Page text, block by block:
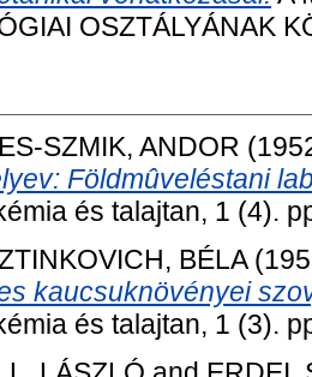
OSZTÁLYÁNAK
SZMIK, ANDOR
Földmûveléstani
és talajtan, 1 (4).
BÉLA
kaucsuknövényei
és talajtan, 1 (3).